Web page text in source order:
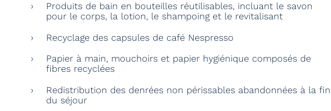
Produits de bain en bouteilles réutilisables, incluant le savon
pour le corps, la lotion, le shampoing et le revitalisant
Recyclage des capsules de café Nespresso
Papier à main, mouchoirs et papier hygiénique composés de
fibres recyclées
Redistribution des denrées non périssables abandonnées à la fin
du séjour